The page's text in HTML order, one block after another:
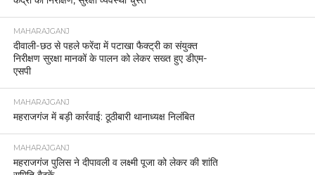
MAHARAJGANJ
दीवाली-छठ से पहले फरेंदा में पटाखा फैक्ट्री का संयुक्त
निरीक्षण सुरक्षा मानकों के पालन को लेकर सख्त हुए डीएम-
एसपी
MAHARAJGANJ
महराजगंज में बड़ी कार्रवाई: ठूठीबारी थानाध्यक्ष निलंबित
MAHARAJGANJ
महराजगंज पुलिस ने दीपावली व लक्ष्मी पूजा को लेकर की शांति